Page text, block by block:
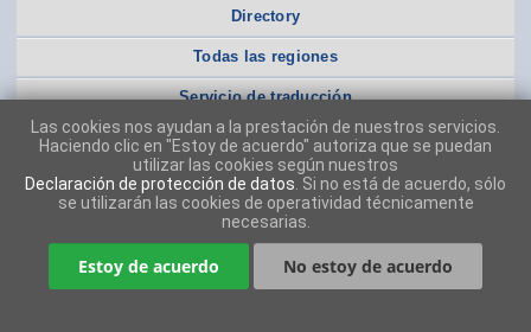
Directory
Todas las regiones
Servicio de traducción
Las cookies nos ayudan a la prestación de nuestros servicios.
Haciendo clic en "Estoy de acuerdo" autoriza que se puedan
utilizar las cookies según nuestros
Declaración de protección de datos . Si no está de acuerdo, sólo
se utilizarán las cookies de operatividad técnicamente
necesarias.